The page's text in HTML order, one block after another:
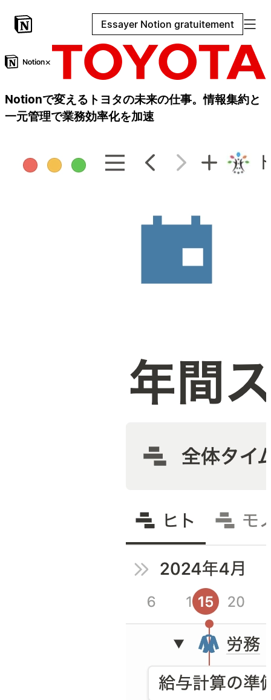
Essayer Notion gratuitement
×
Notionで変えるトヨタの未来の仕事。情報集約と
一元管理で業務効率化を加速